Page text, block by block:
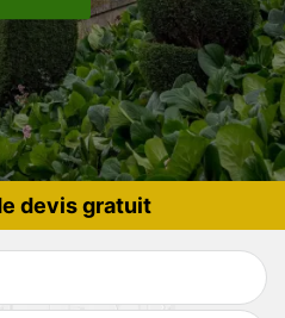
devis gratuit